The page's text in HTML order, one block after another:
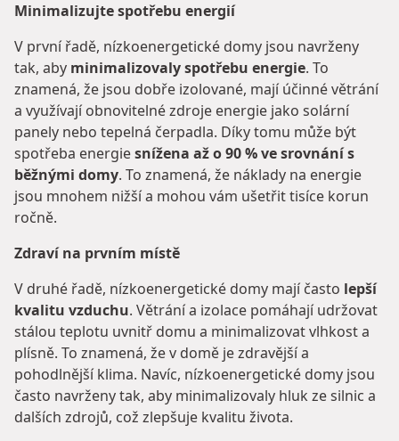
Minimalizujte spotřebu energií
V první řadě, nízkoenergetické domy jsou navrženy
tak, aby minimalizovaly spotřebu energie. To
znamená, že jsou dobře izolované, mají účinné větrání
a využívají obnovitelné zdroje energie jako solární
panely nebo tepelná čerpadla. Díky tomu může být
spotřeba energiesnížena až o 90 % ve srovnání s
běžnými domy. To znamená, že náklady na energie
jsou mnohem nižší a mohou vám ušetřit tisíce korun
ročně.
Zdraví na prvním místě
V druhé řadě, nízkoenergetické domy mají často lepší
kvalitu vzduchu. Větrání a izolace pomáhají udržovat
stálou teplotu uvnitř domu a minimalizovat vlhkost a
plísně. To znamená, že v domě je zdravější a
pohodlnější klima. Navíc, nízkoenergetické domy jsou
často navrženy tak, aby minimalizovaly hluk ze silnic a
dalších zdrojů, což zlepšuje kvalitu života.